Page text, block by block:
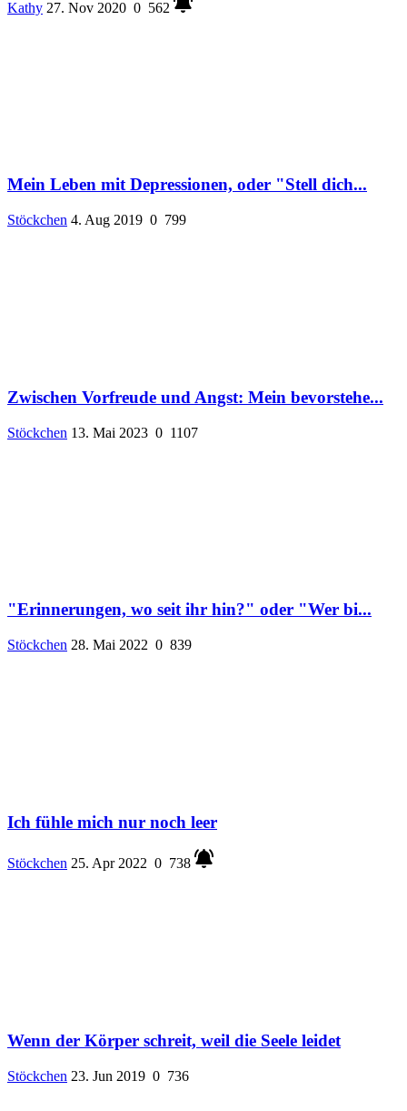
Kathy 27. Nov 2020 0 562
Mein Leben mit Depressionen, oder "Stell dich...
Stöckchen 4. Aug 2019 0 799
Zwischen Vorfreude und Angst: Mein bevorstehe...
Stöckchen 13. Mai 2023 0 1107
"Erinnerungen, wo seit ihr hin?" oder "Wer bi...
Stöckchen 28. Mai 2022 0 839
Ich fühle mich nur noch leer
Stöckchen 25. Apr 2022 0 738
Wenn der Körper schreit, weil die Seele leidet
Stöckchen 23. Jun 2019 0 736